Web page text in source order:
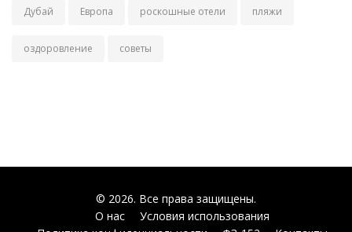
Дубай Европа роскошные отели пляжи
оздоровление советы
© 2026. Все права защищены.
О нас
Условия использования